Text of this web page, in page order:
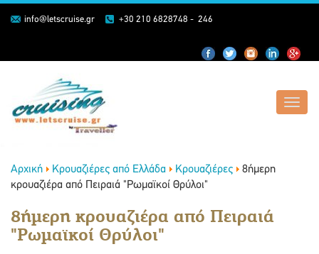
info@letscruise.gr +30 210 6828748 - 246
Αρχική Κρουαζιέρες από Ελλάδα Κρουαζιέρες
8ήμερη
κρουαζιέρα από Πειραιά "Ρωμαϊκοί Θρύλοι"
8ήμερη κρουαζιέρα από Πειραιά
"Ρωμαϊκοί Θρύλοι"